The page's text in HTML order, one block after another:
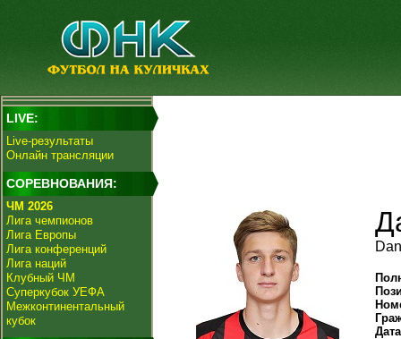
LIVE:
Live-результаты
Онлайн трансляции
СОРЕВНОВАНИЯ:
ЧМ 2026
Лига чемпионов
Лига Европы
Лига конференций
Лига наций
Клубный ЧМ
Суперкубок УЕФА
Межконтинентальный
кубок